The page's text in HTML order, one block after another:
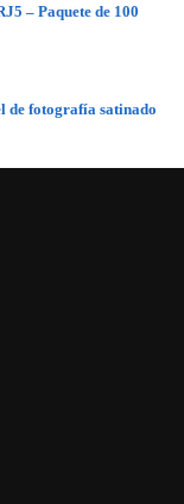
– Paquete de 100
de fotografía satinado